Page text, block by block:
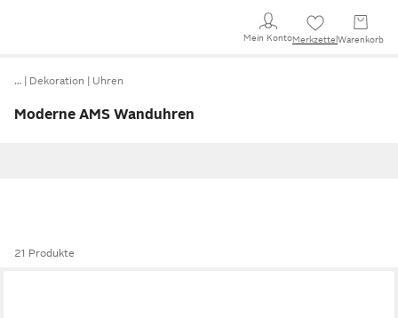
Mein KontoMerkzettel Warenkorb
… Dekoration Uhren
Moderne AMS Wanduhren
21 Produkte